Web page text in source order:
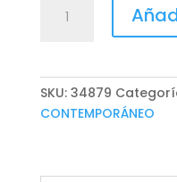
NARA
SKU: 34879
CONTEMPORÁNEO